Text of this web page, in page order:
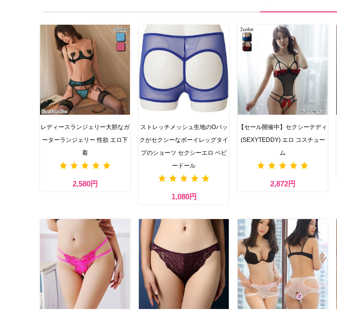
レディースランジェリー大胆なガ
ーターランジェリー 性欲 エロ下
着
2,580円
ストレッチメッシュ生地のOバッ
クがセクシーなボーイレッグタイ
プのショーツ セクシーエロ ベビ
ードール
1,080円
【セール開催中】セクシーテディ
(SEXYTEDDY) エロ コスチュー
ム
2,872円